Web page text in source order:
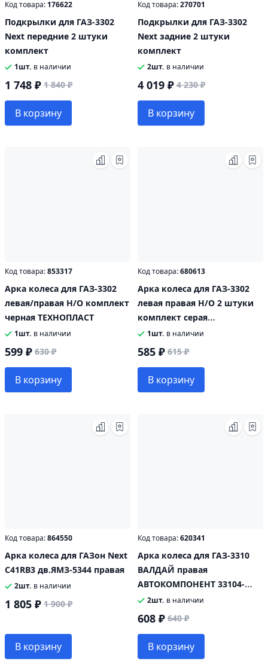
Код товара: 176622
Подкрылки для ГАЗ-3302
Next передние 2 штуки
комплект
1шт. в наличии
1 748 ₽ 1 840 ₽
В корзину
Код товара:270701
Подкрылки для ГАЗ-3302
Next задние 2 штуки
комплект
2шт. в наличии
4 019 ₽ 4 230 ₽
В корзину
Код товара:853317
Арка колеса для ГАЗ-3302
левая/правая Н/О комплект
черная ТЕХНОПЛАСТ
1шт. в наличии
599 ₽ 630 ₽
В корзину
Код товара:680613
Арка колеса для ГАЗ-3302
левая правая Н/О 2 штуки
комплект серая
ТЕХНОПЛАСТ
1шт. в наличии
585 ₽ 615 ₽
В корзину
Код товара:864550
Арка колеса для ГАЗон Next
C41RB3 дв.ЯМЗ-5344 правая
2шт. в наличии
1 805 ₽ 1 900 ₽
В корзину
Код товара:620341
Арка колеса для ГАЗ-3310
ВАЛДАЙ правая
АВТОКОМПОНЕНТ 33104-
8403026
2шт. в наличии
608 ₽ 640 ₽
В корзину